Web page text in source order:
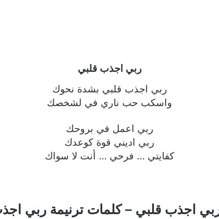
ربي اجذب قلبي
ربي اجذب قلبي بشدة نحوك
واسكب حب ناري في لشخصك
ربي اعمل في بروحك
ربي اديني قوة كوعدك
كفايتي … فرحي … أنت لا سواك
ربي اجذب قلبي – كلمات ترنيمة ربي